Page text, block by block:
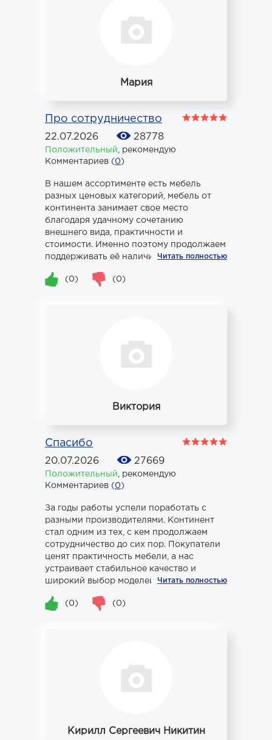
Мария
Про сотрудничество
22.07.2026 28778
Положительный
рекомендую
Комментариев (0)
В нашем ассортименте есть мебель
разных ценовых категорий, мебель от
континента занимает свое место
благодаря удачному сочетанию
внешнего вида, практичности и
стоимости. Именно поэтому продолжаем
поддерживать её наличие в магазине.
Читать полностью
(0) (0)
Виктория
Спасибо
20.07.2026 27669
Положительный
рекомендую
Комментариев (0)
За годы работы успели поработать с
разными производителями. Континент
стал одним из тех, с кем продолжаем
сотрудничество до сих пор. Покупатели
ценят практичность мебели, а нас
устраивает стабильное качество и
широкий выбор моделей.
Читать полностью
(0) (0)
Кирилл Сергеевич Никитин